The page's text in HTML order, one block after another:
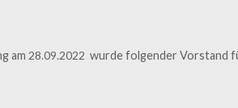
am 28.09.2022 wurde folgender Vorstand